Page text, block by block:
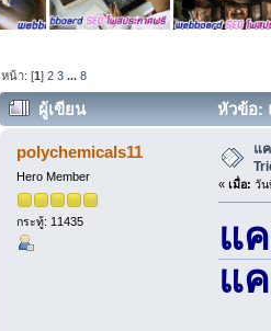
หน้า: [1]2 3 ...8
ผู้เขียน หัวข้อ:
polychemicals11
Hero Member
กระทู้: 11435
แ
« เมื่อ: วัน
แ
แ